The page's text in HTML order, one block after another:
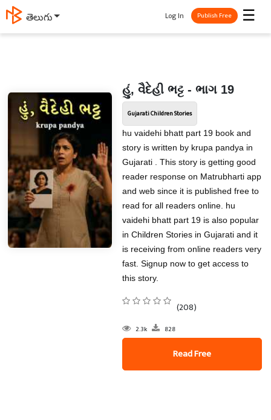
తెలుగు ☰
Log In Publish Free
હું, વૈદેહી ભટ્ટ - ભાગ 19
Gujarati Children Stories
hu vaidehi bhatt part 19 book and
story is written by krupa pandya in
Gujarati . This story is getting good
reader response on Matrubharti app
and web since it is published free to
read for all readers online. hu
vaidehi bhatt part 19 is also popular
in Children Stories in Gujarati and it
is receiving from online readers very
fast. Signup now to get access to
this story.
(208)
2.3k 828
Read Free